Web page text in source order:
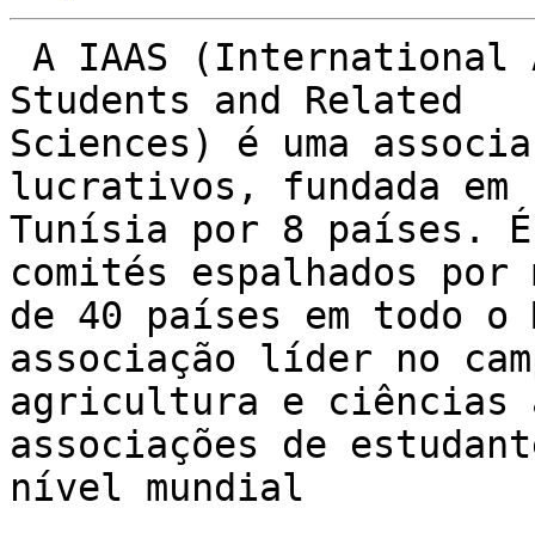
Students and Related
Sciences) é uma
lucrativos, fundada em
Tunísia por 8 países. É
comités espalhados por
de 40 países em todo o
associação líder no
agricultura e ciências
associações de
nível mundial